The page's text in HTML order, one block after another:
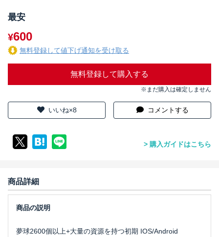
最安
¥600
無料登録して値下げ通知を受け取る
無料登録して購入する
※まだ購入は確定しません
いいね×8 コメントする
購入ガイドはこちら
商品詳細
夢球2600個以上+大量の資源を持つ初期 IOS/Android